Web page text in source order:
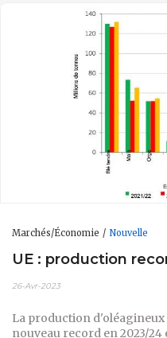
Marchés/Économie Nouvelle
UE : production
26-Avr-2023
La production
nouveau record en 2023/